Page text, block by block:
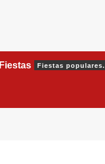
Fiestas Fiestas populares.